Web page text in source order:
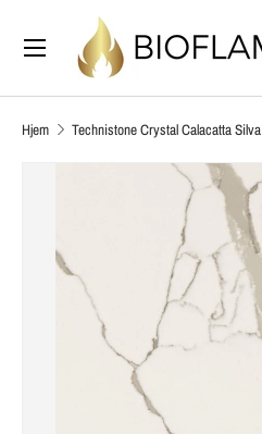
HOPP TIL INNHOLDET
Søk
Meny
Hjem Technistone Crystal Calacatta Silva